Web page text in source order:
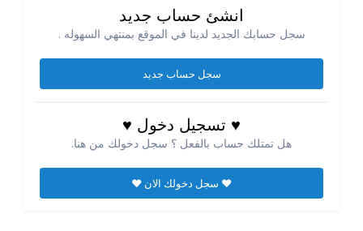
انشئ حساب جديد
سجل حسابك الجديد لدينا في الموقع بمنتهي السهوله .
سجل حساب جديد
♥ تسجيل دخول ♥
هل تمتلك حساب بالفعل ؟ سجل دخولك من هنا.
♥ سجل دخولك الان ♥